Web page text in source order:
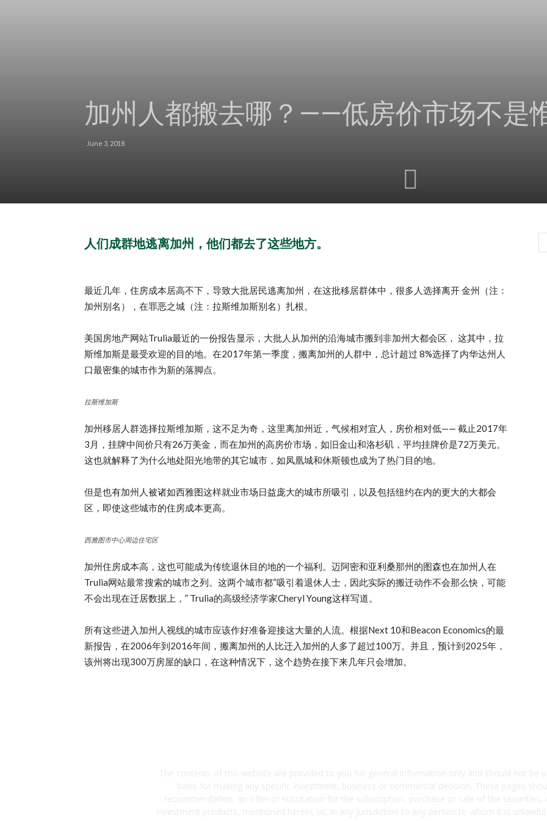
加州人都搬去哪？——低房价市场不是
June 3, 2018
人们成群地逃离加州，他们都去了这些地方。
最近几年，住房成本居高不下，导致大批居民逃离加州，在这批移居群体中，很多人选择离开 金州（注：
加州别名），在罪恶之城（注：拉斯维加斯别名）扎根。
美国房地产网站Trulia最近的一份报告显示，大批人从加州的沿海城市搬到非加州大都会区， 这其中，拉
斯维加斯是最受欢迎的目的地。在2017年第一季度，搬离加州的人群中，总计超过 8%选择了内华达州人
口最密集的城市作为新的落脚点。
拉斯维加斯
加州移居人群选择拉斯维加斯，这不足为奇，这里离加州近，气候相对宜人，房价相对低—— 截止2017年
3月，挂牌中间价只有26万美金，而在加州的高房价市场，如旧金山和洛杉矶，平均挂牌价是72万美元。
这也就解释了为什么地处阳光地带的其它城市，如凤凰城和休斯顿也成为了热门目的地。
但是也有加州人被诸如西雅图这样就业市场日益庞大的城市所吸引，以及包括纽约在内的更大的大都会
区，即使这些城市的住房成本更高。
西雅图市中心周边住宅区
加州住房成本高，这也可能成为传统退休目的地的一个福利。迈阿密和亚利桑那州的图森也在加州人在
Trulia网站最常搜索的城市之列。这两个城市都“吸引着退休人士，因此实际的搬迁动作不会那么快，可能
不会出现在迁居数据上，” Trulia的高级经济学家Cheryl Young这样写道。
所有这些进入加州人视线的城市应该作好准备迎接这大量的人流。根据Next 10和Beacon Economics的最
新报告，在2006年到2016年间，搬离加州的人比迁入加州的人多了超过100万。并且，预计到2025年，
该州将出现300万房屋的缺口，在这种情况下，这个趋势在接下来几年只会增加。